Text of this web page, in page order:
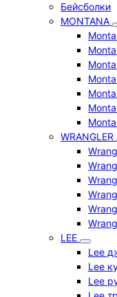
Бейсболки
MONTANA
WRANGLER
LEE
Lee
Lee
Lee